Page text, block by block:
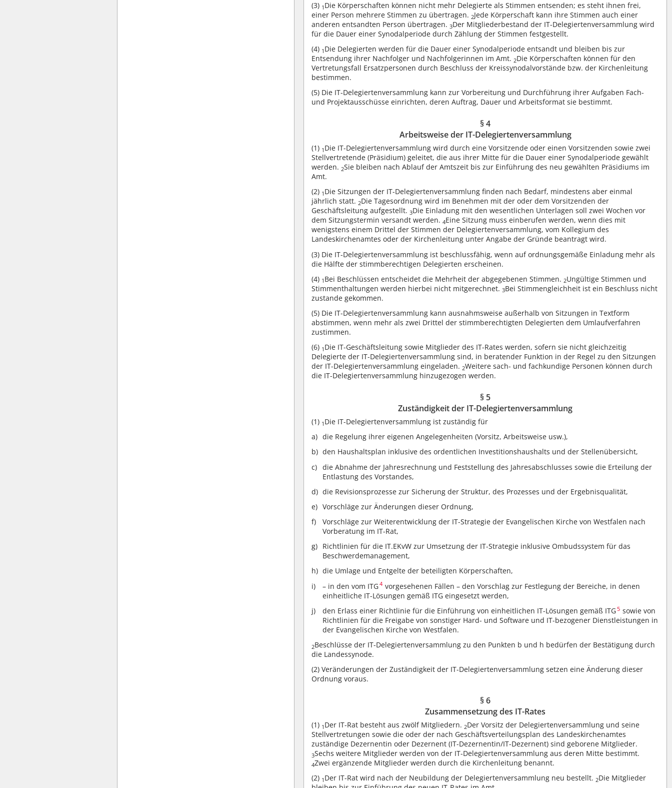
(3) 1 Die Körperschaften können nicht mehr Delegierte als Stimmen entsenden; es steht ihnen frei,
einer Person mehrere Stimmen zu übertragen. 2Jede Körperschaft kann ihre Stimmen auch einer
anderen entsandten Person übertragen.3Der Mitgliederbestand der IT-Delegiertenversammlung wird
für die Dauer einer Synodalperiode durch Zählung der Stimmen festgestellt.
(4) 1 Die Delegierten werden für die Dauer einer Synodalperiode entsandt und bleiben bis zur
Entsendung ihrer Nachfolger und Nachfolgerinnen im Amt. 2Die Körperschaften können für den
Vertretungsfall Ersatzpersonen durch Beschluss der Kreissynodalvorstände bzw. der Kirchenleitung
bestimmen.
(5) Die IT-Delegiertenversammlung kann zur Vorbereitung und Durchführung ihrer Aufgaben Fach-
und Projektausschüsse einrichten, deren Auftrag, Dauer und Arbeitsformat sie bestimmt.
§ 4
Arbeitsweise der IT-Delegiertenversammlung
(1) 1 Die IT-Delegiertenversammlung wird durch eine Vorsitzende oder einen Vorsitzenden sowie zwei
Stellvertretende (Präsidium) geleitet, die aus ihrer Mitte für die Dauer einer Synodalperiode gewählt
werden. 2Sie bleiben nach Ablauf der Amtszeit bis zur Einführung des neu gewählten Präsidiums im
Amt.
(2) 1 Die Sitzungen der IT-Delegiertenversammlung finden nach Bedarf, mindestens aber einmal
jährlich statt. 2Die Tagesordnung wird im Benehmen mit der oder dem Vorsitzenden der
Geschäftsleitung aufgestellt.3Die Einladung mit den wesentlichen Unterlagen soll zwei Wochen vor
dem Sitzungstermin versandt werden.4Eine Sitzung muss einberufen werden, wenn dies mit
wenigstens einem Drittel der Stimmen der Delegiertenversammlung, vom Kollegium des
Landeskirchenamtes oder der Kirchenleitung unter Angabe der Gründe beantragt wird.
(3) Die IT-Delegiertenversammlung ist beschlussfähig, wenn auf ordnungsgemäße Einladung mehr als
die Hälfte der stimmberechtigen Delegierten erscheinen.
(4) 1 Bei Beschlüssen entscheidet die Mehrheit der abgegebenen Stimmen. 2Ungültige Stimmen und
Stimmenthaltungen werden hierbei nicht mitgerechnet.3Bei Stimmengleichheit ist ein Beschluss nicht
zustande gekommen.
(5) Die IT-Delegiertenversammlung kann ausnahmsweise außerhalb von Sitzungen in Textform
abstimmen, wenn mehr als zwei Drittel der stimmberechtigten Delegierten dem Umlaufverfahren
zustimmen.
(6) 1 Die IT-Geschäftsleitung sowie Mitglieder des IT-Rates werden, sofern sie nicht gleichzeitig
Delegierte der IT-Delegiertenversammlung sind, in beratender Funktion in der Regel zu den Sitzungen
der IT-Delegiertenversammlung eingeladen. 2Weitere sach- und fachkundige Personen können durch
die IT-Delegiertenversammlung hinzugezogen werden.
§ 5
Zuständigkeit der IT-Delegiertenversammlung
(1) 1 Die IT-Delegiertenversammlung ist zuständig für
die Regelung ihrer eigenen Angelegenheiten (Vorsitz, Arbeitsweise usw.),
den Haushaltsplan inklusive des ordentlichen Investitionshaushalts und der Stellenübersicht,
die Abnahme der Jahresrechnung und Feststellung des Jahresabschlusses sowie die Erteilung der
Entlastung des Vorstandes,
die Revisionsprozesse zur Sicherung der Struktur, des Prozesses und der Ergebnisqualität,
Vorschläge zur Änderungen dieser Ordnung,
Vorschläge zur Weiterentwicklung der IT-Strategie der Evangelischen Kirche von Westfalen nach
Vorberatung im IT-Rat,
Richtlinien für die IT.EKvW zur Umsetzung der IT-Strategie inklusive Ombudssystem für das
Beschwerdemanagement,
die Umlage und Entgelte der beteiligten Körperschaften,
– in den vom ITG4 vorgesehenen Fällen – den Vorschlag zur Festlegung der Bereiche, in denen
einheitliche IT-Lösungen gemäß ITG eingesetzt werden,
den Erlass einer Richtlinie für die Einführung von einheitlichen IT-Lösungen gemäß ITG 5 sowie von
Richtlinien für die Freigabe von sonstiger Hard- und Software und IT-bezogener Dienstleistungen in
der Evangelischen Kirche von Westfalen.
2Beschlüsse der IT-Delegiertenversammlung zu den Punkten b und h bedürfen der Bestätigung durch
die Landessynode.
(2) Veränderungen der Zuständigkeit der IT-Delegiertenversammlung setzen eine Änderung dieser
Ordnung voraus.
§ 6
Zusammensetzung des IT-Rates
(1) 1 Der IT-Rat besteht aus zwölf Mitgliedern. 2Der Vorsitz der Delegiertenversammlung und seine
Stellvertretungen sowie die oder der nach Geschäftsverteilungsplan des Landeskirchenamtes
zuständige Dezernentin oder Dezernent (IT-Dezernentin/IT-Dezernent) sind geborene Mitglieder.
3Sechs weitere Mitglieder werden von der IT-Delegiertenversammlung aus deren Mitte bestimmt.
4Zwei ergänzende Mitglieder werden durch die Kirchenleitung benannt.
(2) 1 Der IT-Rat wird nach der Neubildung der Delegiertenversammlung neu bestellt. 2Die Mitglieder